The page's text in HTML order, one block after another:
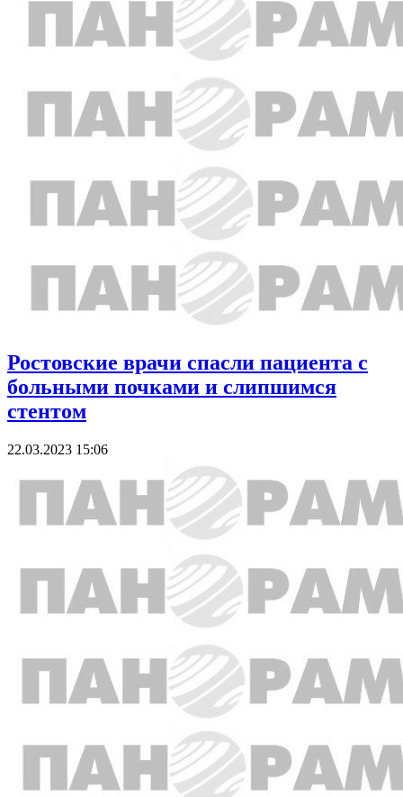
Ростовские врачи спасли пациента с
больными почками и слипшимся
стентом
22.03.2023 15:06